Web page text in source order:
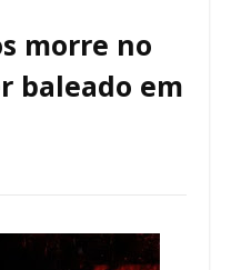
morre no
baleado em